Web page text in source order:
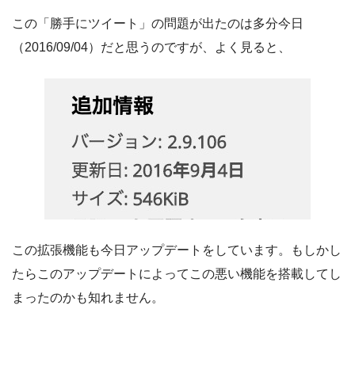
この「勝手にツイート」の問題が出たのは多分今日
（2016/09/04）だと思うのですが、よく見ると、
この拡張機能も今日アップデートをしています。もしかし
たらこのアップデートによってこの悪い機能を搭載してし
まったのかも知れません。